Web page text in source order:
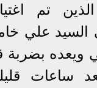
تم
السيد علي
ويعده بضربة
ساعات